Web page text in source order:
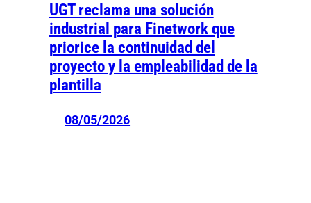
UGT reclama una solución
industrial para Finetwork que
priorice la continuidad del
proyecto y la empleabilidad de la
plantilla
08/05/2026